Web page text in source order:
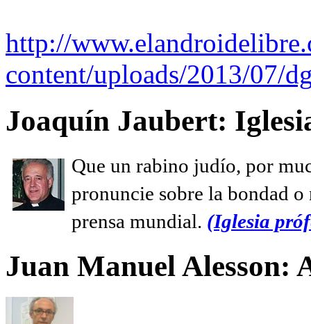
http://
content/uploads/2013/07/
Joaquín Jaubert:
Que un rabino judío, por
pronuncie sobre la bondad
prensa mundial. (Iglesia
Juan Manuel Alesson: